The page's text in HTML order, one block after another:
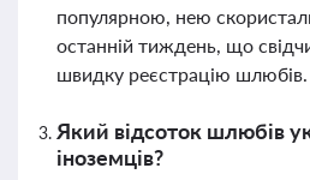
популярною, нею
останній тиждень, що
швидку реєстрацію шлюбів.
Який відсоток шлюбів
іноземців?